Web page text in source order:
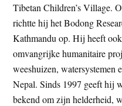
Tibetan Children’s Village.
richtte hij het Bodong
Kathmandu op. Hij heeft
omvangrijke humanitaire
weeshuizen, watersystemen
Nepal. Sinds 1997 geeft hij
bekend om zijn helderheid,